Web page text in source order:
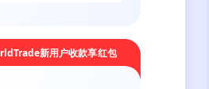
新用户收款享红包